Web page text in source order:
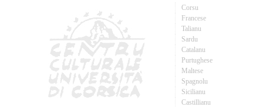
Corsu
Francese
Talianu
Sardu
Catalanu
Purtughese
Maltese
Spagnolu
Sicilianu
Castillianu